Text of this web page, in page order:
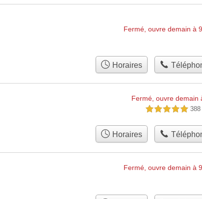
Fermé, ouvre demain à
Horaires
Fermé, ouvre demain
5,0 étoiles sur 5
Horaires
Fermé, ouvre demain à